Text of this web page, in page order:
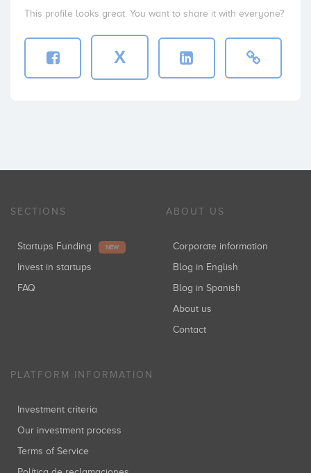
This profile looks great. You want to share it with everyone?
X
SECTIONS
Startups Funding NEW
Invest in startups
FAQ
ABOUT US
Corporate information
Blog in English
Blog in Spanish
About us
Contact
PLATFORM INFORMATION
Investment criteria
Our investment process
Terms of Service